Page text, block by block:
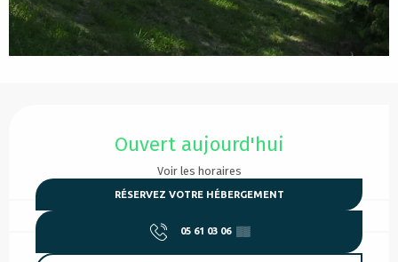
Ouvert aujourd'hui
Voir les horaires
RÉSERVEZ VOTRE HÉBERGEMENT
05 61 03 06 ▒▒